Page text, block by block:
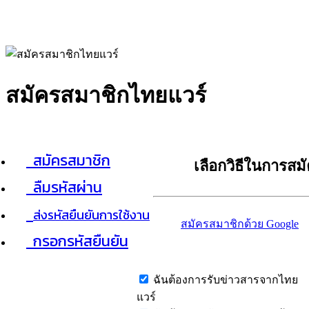
สมัครสมาชิกไทยแวร์
สมัครสมาชิก
ลืมรหัสผ่าน
ส่งรหัสยืนยันการใช้งาน
กรอกรหัสยืนยัน
เลือกวิธีในการส
สมัครสมาชิกด้วย Google
ฉันต้องการรับข่าวสารจากไทย
แวร์